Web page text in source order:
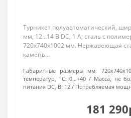
Турникет полуавтоматический,
мм, 12…14 В DC, 1 А, сталь с
720x740x1002 мм. Нержавеющая
камень...
Габаритные размеры мм:
температур, °С: 0…+40 Масса, не
питания DC, В: 12 Потребляемая
181